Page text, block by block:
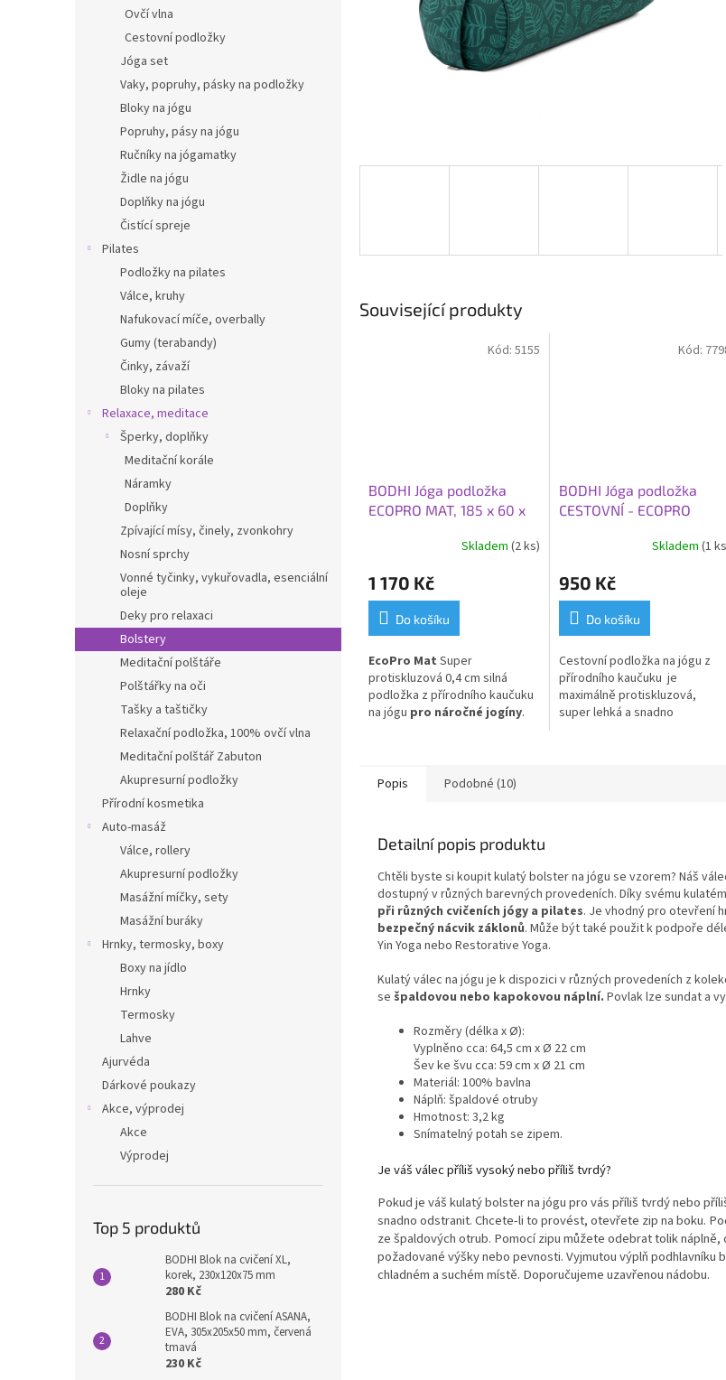
Ovčí vlna
Cestovní podložky
Jóga set
Vaky, popruhy, pásky na podložky
Bloky na jógu
Popruhy, pásy na jógu
Ručníky na jógamatky
Židle na jógu
Doplňky na jógu
Čistící spreje
Pilates
Podložky na pilates
Válce, kruhy
Nafukovací míče, overbally
Gumy (terabandy)
Činky, závaží
Bloky na pilates
Relaxace, meditace
Šperky, doplňky
Meditační korále
Náramky
Doplňky
Zpívající mísy, činely, zvonkohry
Nosní sprchy
Vonné tyčinky, vykuřovadla, esenciální
oleje
Deky pro relaxaci
Bolstery
Meditační polštáře
Polštářky na oči
Tašky a taštičky
Relaxační podložka, 100% ovčí vlna
Meditační polštář Zabuton
Akupresurní podložky
Přírodní kosmetika
Auto-masáž
Válce, rollery
Akupresurní podložky
Masážní míčky, sety
Masážní buráky
Hrnky, termosky, boxy
Boxy na jídlo
Hrnky
Termosky
Lahve
Ajurvéda
Dárkové poukazy
Akce, výprodej
Akce
Výprodej
Top 5 produktů
BODHI Blok na cvičení XL,
korek, 230x120x75 mm
280 Kč
BODHI Blok na cvičení ASANA,
EVA, 305x205x50 mm, červená
tmavá
230 Kč
Související produkty
BODHI Jóga podložka
ECOPRO MAT, 185 x 60 x
Skladem (2 ks)
1 170 Kč
Do košíku
EcoPro Mat Super
protiskluzová 0,4 cm silná
podložka z přírodního kaučuku
na jógu pro náročné jogíny.
Kód: 5155
BODHI Jóga podložka
CESTOVNÍ - ECOPRO
Skladem (1
950 Kč
Do košíku
Cestovní podložka na jógu z
přírodního kaučuku je
maximálně protiskluzová,
super lehká a snadno
Kód:
Popis Podobné (10)
Detailní popis produktu
Chtěli byste si koupit kulatý bolster na jógu se vzorem? Náš
dostupný v různých barevných provedeních. Díky svému
při různých cvičeních jógy a pilates. Je vhodný pro otevření
bezpečný nácvik záklonů. Může být také použit k podpoře
Yin Yoga nebo Restorative Yoga.
Kulatý válec na jógu je k dispozici v různých provedeních z
se špaldovou nebo kapokovou náplní. Povlak lze sundat a
Rozměry (délka x Ø):
Vyplněno cca: 64,5 cm x Ø 22 cm
Šev ke švu cca: 59 cm x Ø 21 cm
Materiál: 100% bavlna
Náplň: špaldové otruby
Hmotnost: 3,2 kg
Snímatelný potah se zipem.
Je váš válec příliš vysoký nebo příliš tvrdý?
Pokud je váš kulatý bolster na jógu pro vás příliš tvrdý nebo
snadno odstranit. Chcete-li to provést, otevřete zip na boku.
ze špaldových otrub. Pomocí zipu můžete odebrat tolik náplně,
požadované výšky nebo pevnosti. Vyjmutou výplň podhlavníku
chladném a suchém místě. Doporučujeme uzavřenou nádobu.